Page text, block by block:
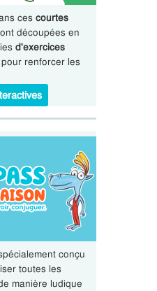
ces courtes
découpées en
d'exercices
renforcer les
conçu
toutes les
manière ludique